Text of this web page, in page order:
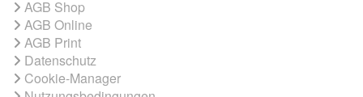
AGB Shop
AGB Online
AGB Print
Datenschutz
Cookie-Manager